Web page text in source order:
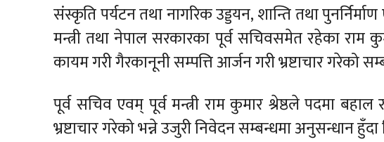
संस्कृति पर्यटन तथा नागरिक उड्डयन, शान्ति तथा
मन्त्री तथा नेपाल सरकारका पूर्व सचिवसमेत रहेका राम
कायम गरी गैरकानूनी सम्पत्ति आर्जन गरी भ्रष्टाचार गरेको
पूर्व सचिव एवम् पूर्व मन्त्री राम कुमार श्रेष्ठले पदमा
भ्रष्टाचार गरेको भन्ने उजुरी निवेदन सम्बन्धमा अनुसन्धान